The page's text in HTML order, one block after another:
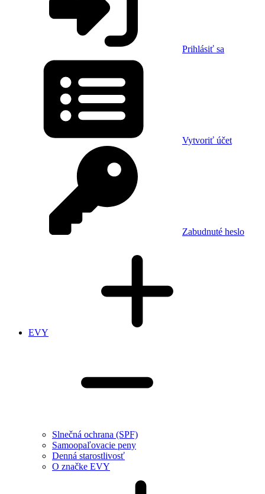
Prihlásiť sa
Vytvoriť účet
Zabudnuté heslo
EVY
Slnečná ochrana (SPF)
Samoopaľovacie peny
Denná starostlivosť
O značke EVY